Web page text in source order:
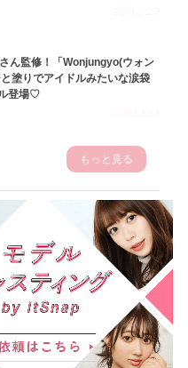
ん監修！「Wonjungyo(ウォン
塗りでアイドルみたいな涙袋
登場♡
もっと見る